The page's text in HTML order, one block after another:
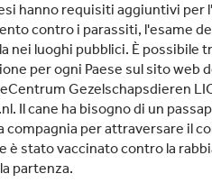
hanno requisiti aggiuntivi per
contro i parassiti, l'esame
nei luoghi pubblici. È possibile
per ogni Paese sul sito web
Gezelschapsdieren
Il cane ha bisogno di un
compagnia per attraversare il
è stato vaccinato contro la
partenza.